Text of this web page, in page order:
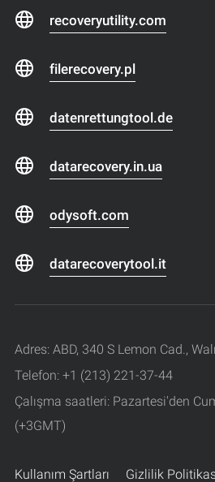
recoveryutility.com
filerecovery.pl
datenrettungtool.de
datarecovery.in.ua
odysoft.com
datarecoverytool.it
Adres: ABD, 340 S Lemon Cad.,
Telefon: +1 (213) 221-37-44
Çalışma saatleri: Pazartesi'den
(+3GMT)
Kullanım Şartları Gizlilik